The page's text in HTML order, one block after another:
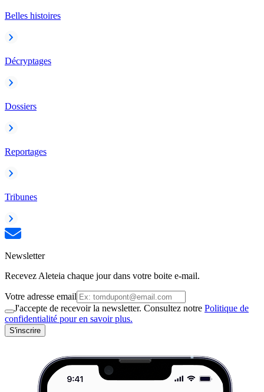
Belles histoires
Décryptages
Dossiers
Reportages
Tribunes
Newsletter
Recevez Aleteia chaque jour dans votre boite e-mail.
Votre adresse email
J'accepte de recevoir la newsletter. Consultez notre Politique de
confidentialité pour en savoir plus.
S'inscrire